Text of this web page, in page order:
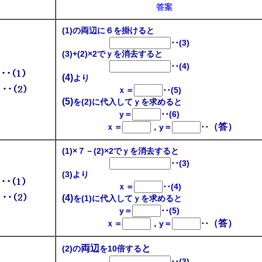
答案
(1)の両辺に６を掛けると
･･(3)
(3)+(2)×2でｙを消去すると
･･(4)
(4)より
ｘ＝
･･(5)
(5)を(2)に代入してｙを求めると
y＝
･･(6)
ｘ＝
，y＝ ･･ （答）
(1)×７－(2)×2でｙを消去すると
･･(3)
(3)より
ｘ＝
･･(4)
(4)を(1)に代入してｙを求めると
y＝
･･(5)
ｘ＝
，y＝ ･･ （答）
(2)の両辺を10倍すると